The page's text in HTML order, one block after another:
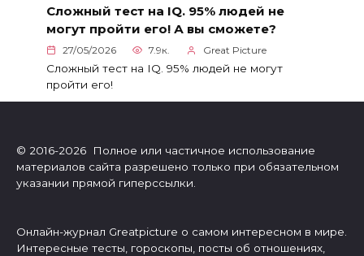
Сложный тест на IQ. 95% людей не
могут пройти его! А вы сможете?
27/05/2026 7.9к. Great Picture
Сложный тест на IQ. 95% людей не могут
пройти его!
© 2016-2026 Полное или частичное использование
материалов сайта разрешено только при обязательном
указании прямой гиперссылки.
Онлайн-журнал Greatpicture о самом интересном в мире.
Интересные тесты, гороскопы, посты об отношениях,